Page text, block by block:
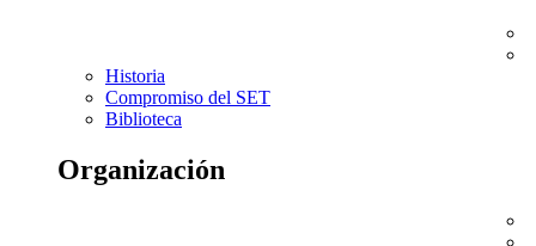
Historia
Compromiso del SET
Biblioteca
Organización